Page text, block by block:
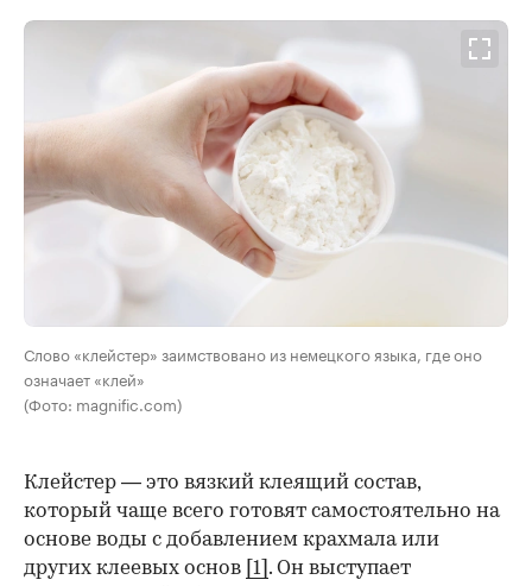
Слово «клейстер» заимствовано из немецкого языка, где оно
означает «клей»
(Фото: magnific.com)
Клейстер — это вязкий клеящий состав,
который чаще всего готовят самостоятельно на
основе воды с добавлением крахмала или
других клеевых основ [1] . Он выступает